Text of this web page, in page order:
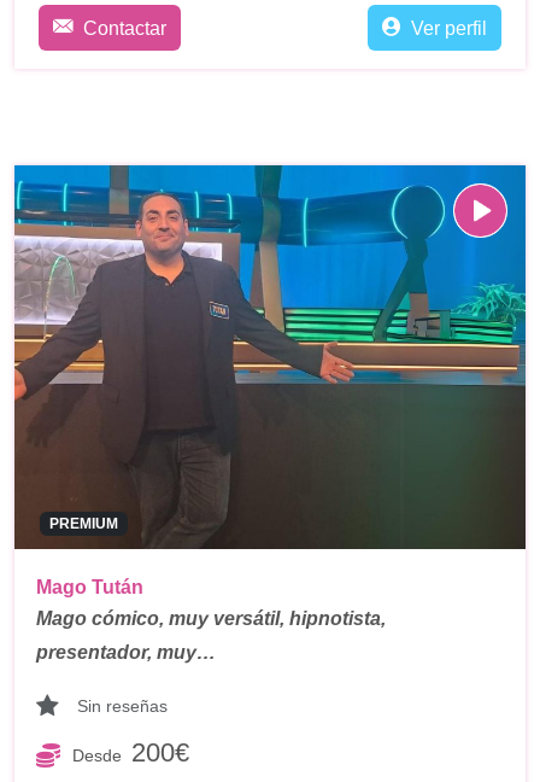
Contactar Ver perfil
PREMIUM
Mago Tután
Mago cómico, muy versátil, hipnotista,
presentador, muy…
Sin reseñas
Desde 200€